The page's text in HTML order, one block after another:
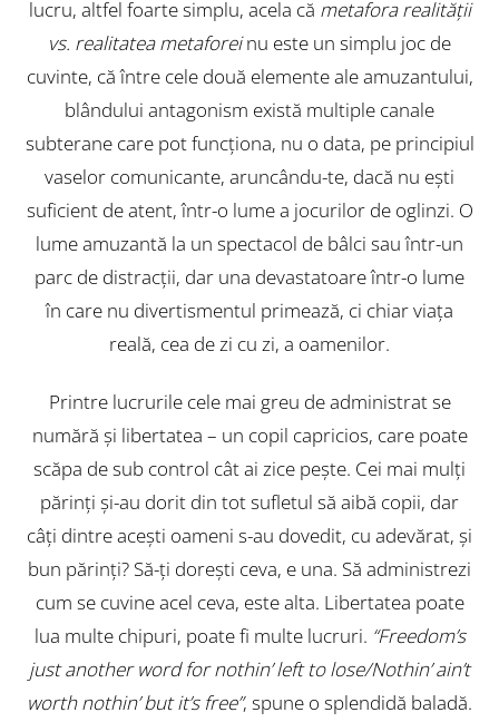
lucru, altfel foarte simplu, acela că metafora realității
vs. realitatea metaforeinu este un simplu joc de
cuvinte, că între cele două elemente ale amuzantului,
blândului antagonism există multiple canale
subterane care pot funcționa, nu o data, pe principiul
vaselor comunicante, aruncându-te, dacă nu ești
suficient de atent, într-o lume a jocurilor de oglinzi. O
lume amuzantă la un spectacol de bâlci sau într-un
parc de distracții, dar una devastatoare într-o lume
în care nu divertismentul primează, ci chiar viața
reală, cea de zi cu zi, a oamenilor.
Printre lucrurile cele mai greu de administrat se
numără și libertatea – un copil capricios, care poate
scăpa de sub control cât ai zice pește. Cei mai mulți
părinți și-au dorit din tot sufletul să aibă copii, dar
câți dintre acești oameni s-au dovedit, cu adevărat, și
bun părinți? Să-ți dorești ceva, e una. Să administrezi
cum se cuvine acel ceva, este alta. Libertatea poate
lua multe chipuri, poate fi multe lucruri. “Freedom’s
just another word for nothin’ left to lose/Nothin’ ain’t
worth nothin’ but it’s free”, spune o splendidă baladă.